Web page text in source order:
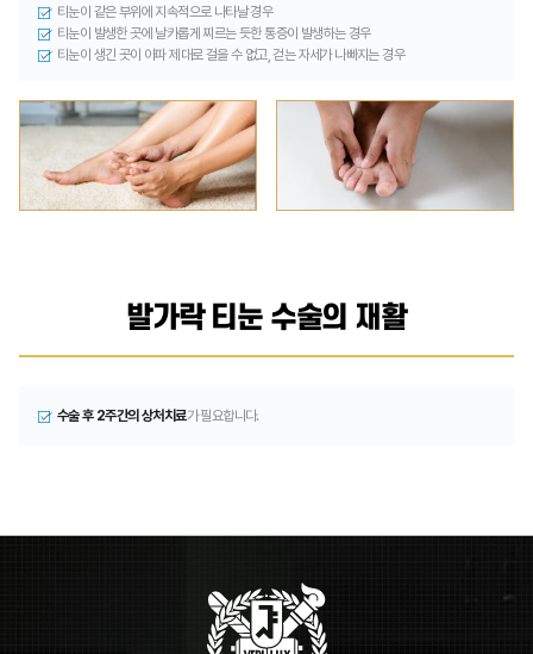
티눈이 같은 부위에 지속적으로 나타날 경우
티눈이 발생한 곳에 날카롭게 찌르는 듯한 통증이 발생하는 경우
티눈이 생긴 곳이 아파 제대로 걸을 수 없고, 걷는 자세가 나빠지는 경우
발가락 티눈 수술의 재활
수술 후 2주간의 상처치료가 필요합니다.